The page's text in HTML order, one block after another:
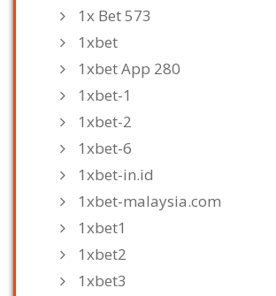
1x Bet 573
1xbet
1xbet App 280
1xbet-1
1xbet-2
1xbet-6
1xbet-in.id
1xbet-malaysia.com
1xbet1
1xbet2
1xbet3